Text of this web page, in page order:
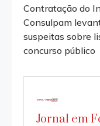
more
articles
Contratação do
Consulpam
suspeitas sobre
concurso público
Jornal em